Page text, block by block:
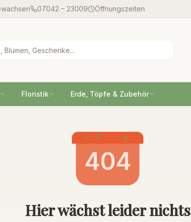
07042 – 23009 Öffnungszeiten
Floristik Erde, Töpfe & Zubehör
404
Hier wächst leider nichts